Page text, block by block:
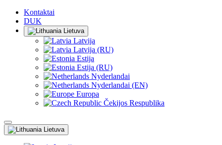
Kontaktai
DUK
Lietuva
Latvija
Latvija (RU)
Estija
Estija (RU)
Nyderlandai
Nyderlandai (EN)
Europa
Čekijos Respublika
Lietuva